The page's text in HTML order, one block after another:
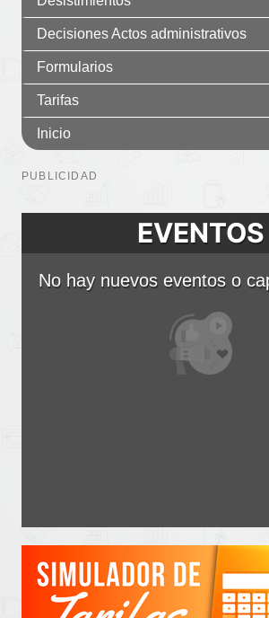
Decisiones Actos administrativos
Formularios
Tarifas
Inicio
PUBLICIDAD
EVENTOS
No hay nuevos eventos o